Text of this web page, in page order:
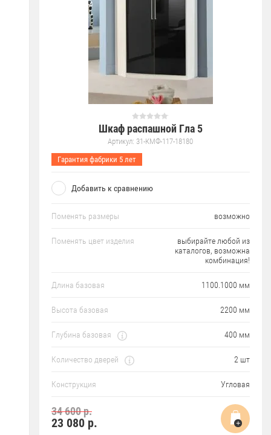
Шкаф распашной Гла 5
Артикул: 31-КМФ-117-18180
Гарантия фабрики 5 лет
Добавить к сравнению
Поменять размеры возможно
Поменять цвет изделия
выбирайте любой из
каталогов, возможна
комбинация!
Длина базовая 1100.1000 мм
Высота базовая 2200 мм
Глубина базовая 400 мм
Количество дверей 2 шт
Конструкция Угловая
34 600 р.
23 080р.